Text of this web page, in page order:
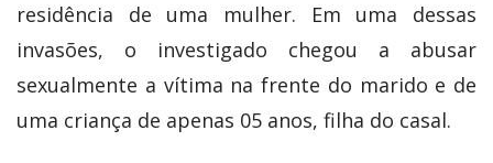
residência de uma mulher. Em uma dessas
invasões, o investigado chegou a abusar
sexualmente a vítima na frente do marido e de
uma criança de apenas 05 anos, filha do casal.